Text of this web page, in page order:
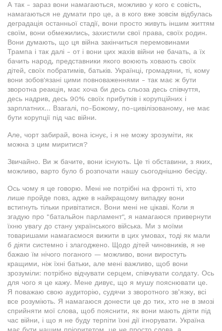
А так - зараз вони намагаються, можливо у кого є совість,
намагаються не думати про це, а в кого вже зовсім відбулась
деградація останньої стадії, вони просто живуть іншим життям
своїм, вони обмежились, захистили свої права, своїх родин.
Вони думають, що ця війна закінчиться перемовинами
Трампа і так далі - от і вони цих жахів війни не бачать, а їх
бачить народ, представники якого воюють ховають своїх
дітей, своїх побратимів, батьків. Українці, громадяни, ті, кому
вони зобов'язані цими повноваженнями - так має ж бути
зворотна реакція, має хоча би десь сльоза десь співчуття,
десь надрив, десь 90% своїх прибутків і корупційних і
зарплатних... Взагалі, по-Божому, по-цивілізованому, не має
бути корупції під час війни.
Але, чорт забирай, вона існує, і я не можу зрозуміти, як
можна з цим миритися?
Звичайно. Ви ж бачите, вони існують. Це ті обставини, з яких,
можливо, варто було б розпочати нашу сьогоднішню бесіду.
Ось чому я це говорю. Мені не потрібні на фронті ті, хто
лише пройде повз, адже в найкращому випадку вони
встигнуть тільки привітатися. Вони мені не цікаві. Коли я
згадую про "батальйон парламент", я намагаюся привернути
їхню увагу до стану українського війська. Ми з моїми
товаришами намагаємося вижити в цих умовах, тоді як мали
б діяти системно і злагоджено. Щодо дітей чиновників, я не
бажаю їм нічого поганого — можливо, вони виростуть
кращими, ніж їхні батьки, але мені важливо, щоб вони
зрозуміли: потрібно відчувати серцем, співчувати солдату. Ось
для чого я це кажу. Мене дивує, що я мушу пояснювати це.
Я поважаю свою аудиторію, судячи з зворотного зв’язку, всі
все розуміють. Я намагаюся донести це до тих, хто не в змозі
сприйняти мої слова, щоб пояснити, як вони мають діяти під
час війни, і що я не буду терпіти їхні дії ігнорувати. Україна